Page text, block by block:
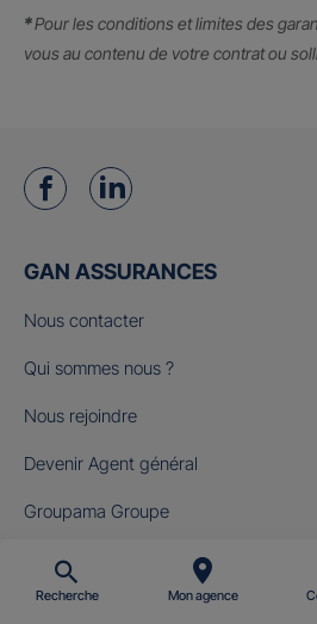
*Pour les conditions et limites des
vous au contenu de votre contrat ou
Recherche Mon agence
GAN ASSURANCES
Nous contacter
Qui sommes nous ?
Nous rejoindre
Devenir Agent général
Groupama Groupe
Fondation Gan pour le Cinéma
NOS OFFRES